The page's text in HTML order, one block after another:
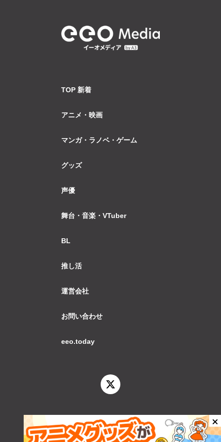
TOP 新着
アニメ・映画
マンガ・ラノベ・ゲーム
グッズ
声優
舞台・音楽・VTuber
BL
推し活
運営会社
お問い合わせ
eeo.today
© 2026 eeo.today